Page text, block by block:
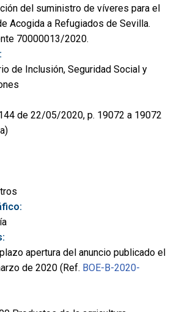
del suministro de víveres para el
Acogida a Refugiados de Sevilla.
70000013/2020.
de Inclusión, Seguridad Social y
144 de 22/05/2020, p. 19072 a 19072
apertura del anuncio publicado el
de 2020 (Ref. BOE-B-2020-